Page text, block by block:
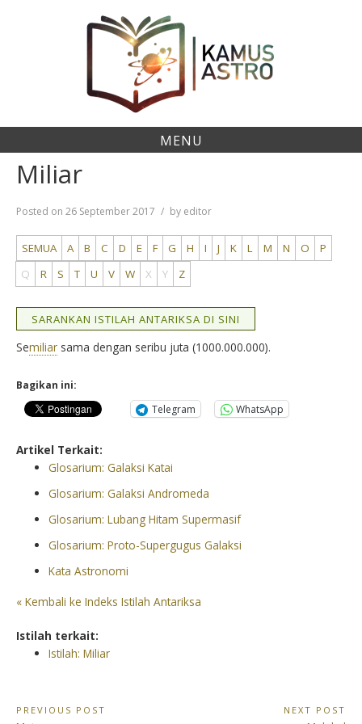
MENU
Miliar
Posted on 26 September 2017 by editor
SEMUA A B C D E F G H I J K L M N O
P
Q
R S T U V W X Y Z
SARANKAN ISTILAH ANTARIKSA DI SINI
Semiliar sama dengan seribu juta (1000.000.000).
Bagikan ini:
Telegram
WhatsApp
Artikel Terkait:
Glosarium: Galaksi Katai
Glosarium: Galaksi Andromeda
Glosarium: Lubang Hitam Supermasif
Glosarium: Proto-Supergugus Galaksi
Kata Astronomi
« Kembali ke Indeks Istilah Antariksa
Istilah terkait:
Istilah: Miliar
Navigasi
PREVIOUS POST NEXT POST